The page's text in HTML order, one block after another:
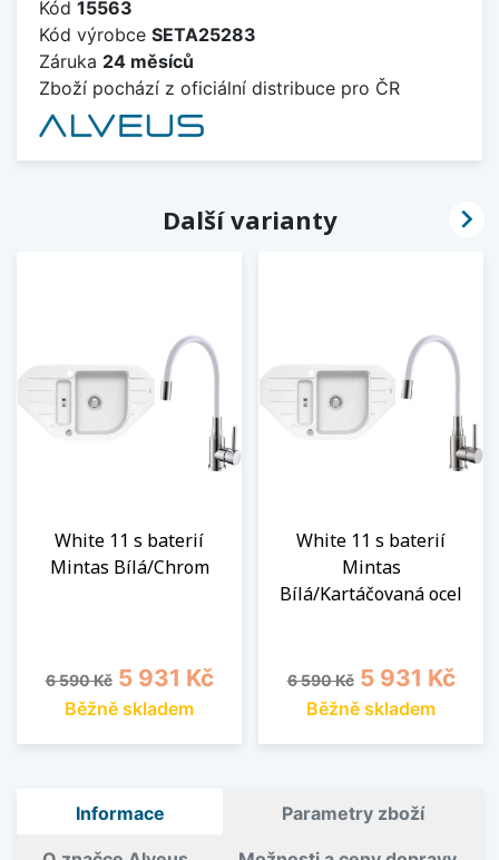
Kód 15563
Kód výrobce SETA25283
Záruka 24 měsíců
Zboží pochází z oficiální distribuce pro ČR
Další varianty
White 11 s baterií
Mintas Bílá/Chrom
Běžná cena
6 590 Kč Cena
5 931 Kč
Běžně skladem
White 11 s baterií
Mintas
Bílá/Kartáčovaná ocel
Běžná cena
6 590 Kč Cena
5 931 Kč
Běžně skladem

Informace Parametry zboží